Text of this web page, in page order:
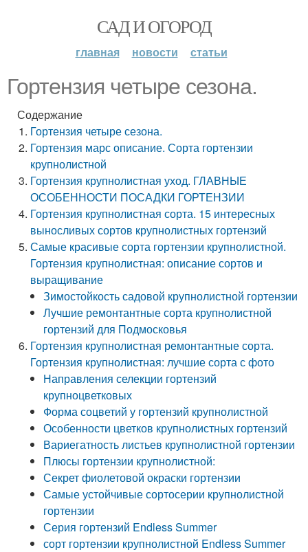
САД И ОГОРОД
главная новости статьи
Гортензия четыре сезона.
Содержание
Гортензия четыре сезона.
Гортензия марс описание. Сорта гортензии
крупнолистной
Гортензия крупнолистная уход. ГЛАВНЫЕ
ОСОБЕННОСТИ ПОСАДКИ ГОРТЕНЗИИ
Гортензия крупнолистная сорта. 15 интересных
выносливых сортов крупнолистных гортензий
Самые красивые сорта гортензии крупнолистной.
Гортензия крупнолистная: описание сортов и
выращивание
Зимостойкость садовой крупнолистной гортензии
Лучшие ремонтантные сорта крупнолистной
гортензий для Подмосковья
Гортензия крупнолистная ремонтантные сорта.
Гортензия крупнолистная: лучшие сорта с фото
Направления селекции гортензий
крупноцветковых
Форма соцветий у гортензий крупнолистной
Особенности цветков крупнолистных гортензий
Вариегатность листьев крупнолистной гортензии
Плюсы гортензии крупнолистной:
Секрет фиолетовой окраски гортензии
Самые устойчивые сортосерии крупнолистной
гортензии
Серия гортензий Endless Summer
сорт гортензии крупнолистной Endless Summer